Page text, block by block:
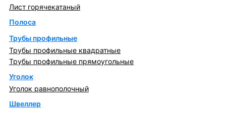
Лист горячекатаный
Полоса
Трубы профильные
Трубы профильные квадратные
Трубы профильные прямоугольные
Уголок
Уголок равнополочный
Швеллер